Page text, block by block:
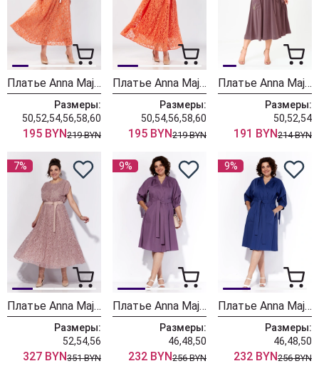
Платье Anna Majewska 1562
Размеры:
50,52,54,56,58,60
195 BYN219 BYN
Платье Anna Majewska 1561
Размеры:
50,54,56,58,60
195 BYN219 BYN
Платье Anna Majewska 1547 клевер
Размеры:
50,52,54
191 BYN214 BYN
7%
Платье Anna Majewska 1544
Размеры:
52,54,56
327 BYN351 BYN
9%
Платье Anna Majewska 1539F
Размеры:
46,48,50
232 BYN256 BYN
9%
Платье Anna Majewska 1539B
Размеры:
46,48,50
232 BYN256 BYN